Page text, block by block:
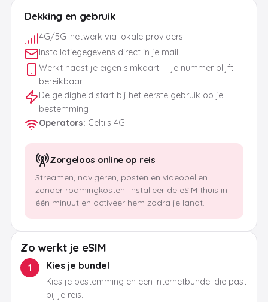
Dekking en gebruik
4G/5G-netwerk via lokale providers
Installatiegegevens direct in je mail
Werkt naast je eigen simkaart — je nummer blijft
bereikbaar
De geldigheid start bij het eerste gebruik op je
bestemming
Operators: Celtiis 4G
Zorgeloos online op reis
Streamen, navigeren, posten en videobellen
zonder roamingkosten. Installeer de eSIM thuis in
één minuut en activeer hem zodra je landt.
Zo werkt je eSIM
1 Kies je bundel
Kies je bestemming en een internetbundel die past
bij je reis.